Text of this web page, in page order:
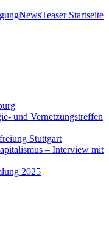
NewsTeaser Startseite
und Vernetzungstreffen
Stuttgart
– Interview mit
2025